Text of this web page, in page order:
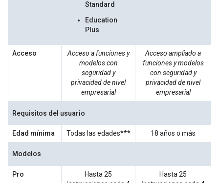
Standard
Education
Plus
Acceso
Acceso a funciones y
modelos con
seguridad y
privacidad de nivel
empresarial
Acceso ampliado a
funciones y modelos
con seguridad y
privacidad de nivel
empresarial
Requisitos del usuario
Edad mínima Todas las edades*** 18 años o más
Modelos
Pro
Hasta 25
Hasta 25